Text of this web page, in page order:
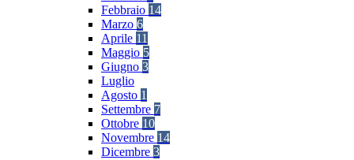
Febbraio 14
Marzo 6
Aprile 11
Maggio 5
Giugno 3
Luglio
Agosto 1
Settembre 7
Ottobre 10
Novembre 14
Dicembre 3